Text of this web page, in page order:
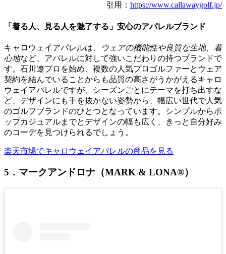
引用： https://www.callawaygolf.jp/
「着る人、見る人を魅了する」安心のアパレルブランド
キャロウェイアパレルは、
ウェアの機能性や良質な生地、着
心地など、アパレルに対して強いこだわりの持つブランドで
す。石川遼プロを始め、複数の人気プロゴルファーとウェア
契約を結んでいることからも品質の高さがうかがえるキャロ
ウェイアパレルですが、シーズンごとにテーマを打ち出すな
ど、デザインにも手を抜かない姿勢から、幅広い世代で人気
のゴルフブランドのひとつとなっています。シンプルからポ
ップカジュアルまでとデザインの幅も広く、きっと自分好み
のコーデを見つけられるでしょう。
楽天市場でキャロウェイアパレルの商品を見る
5．マークアンドロナ（MARK & LONA®）